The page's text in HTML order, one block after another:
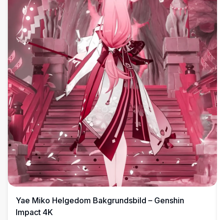
Yae Miko Helgedom Bakgrundsbild – Genshin
Impact 4K